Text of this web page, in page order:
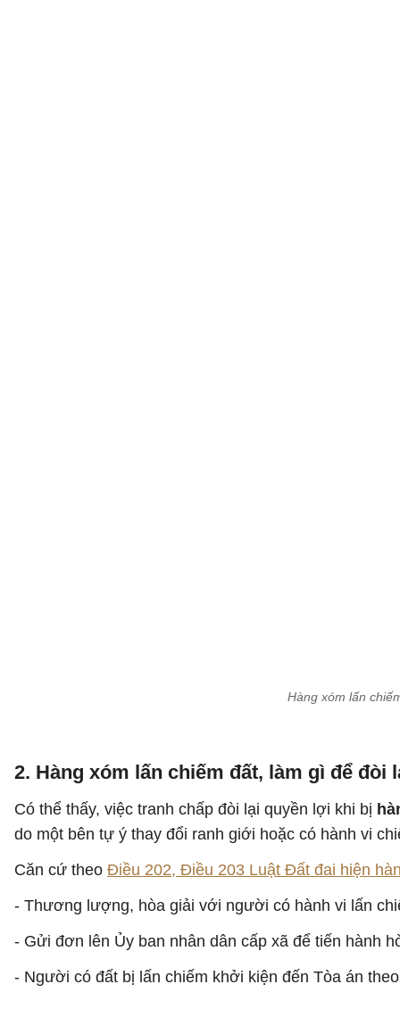
Hàng xóm lấn
2. Hàng xóm lấn chiếm đất, làm gì để đòi
Có thể thấy, việc tranh chấp đòi lại quyền lợi khi bị
do một bên tự ý thay đổi ranh giới hoặc có hành vi
Căn cứ theo Điều 202, Điều 203 Luật Đất đai hiện
- Thương lượng, hòa giải với người có hành vi lấn
- Gửi đơn lên Ủy ban nhân dân cấp xã để tiến hành
- Người có đất bị lấn chiếm khởi kiện đến Tòa án